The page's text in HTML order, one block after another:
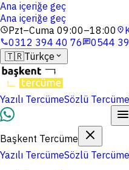
Ana içeriğe geç
Ana içeriğe geç
schedulePzt–Cuma 09:00–18:00 location_on
phone0312 394 40 76chat0544
🇹🇷Türkçe expand_more
Yazılı TercümeSözlü Tercüme
Başkent Tercüme
Yazılı TercümeSözlü Tercüme